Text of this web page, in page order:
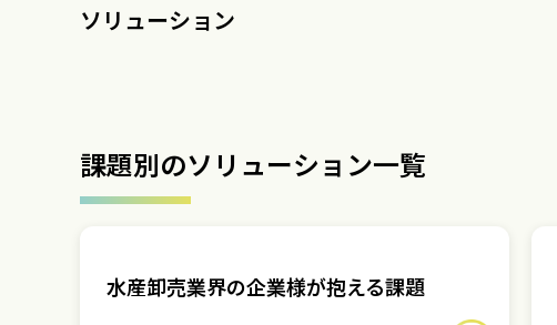
ソリューション
課題別のソリューション一覧
水産卸売業界の企業様が抱える課題